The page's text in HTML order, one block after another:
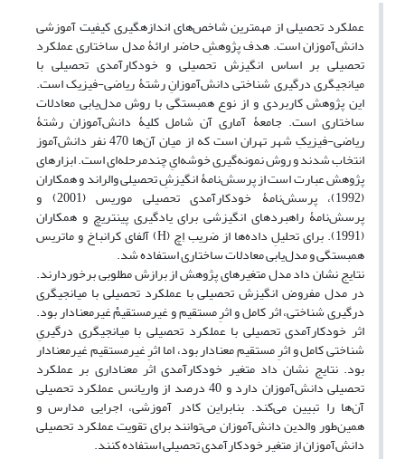
عملکرد تحصیلی از مهمترین شاخص‌های اندازهگیری کیفیت آموزشی
دانش‌آموزان است. هدف پژوهشِ حاضر ارائۀ مدل ساختاری عملکرد
تحصیلی بر اساس انگیزش تحصیلی و خودکارآمدی تحصیلی با
میانجیگری درگیری شناختی دانش‌آموزانِ رشتۀ ریاضی-فیزیک است.
این پژوهش کاربردی و از نوع همبستگی با روش مدل‌یابی معادلات
ساختاری است. جامعۀ آماری آن شامل کلیۀ دانش‌آموزان رشتۀ
ریاضی-فیزیکِ شهر تهران است که از میان آن‌ها 470 نفر دانش‌آموز
انتخاب شدند و روش نمونه‌گیری خوشه‌ایِ چندمرحله‌ای است. ابزارهای
پژوهش عبارت است از پرسش‌نامۀ انگیزشِ تحصیلی والراند و همکاران
(1992)، پرسش‌نامۀ خودکارآمدی تحصیلی موریس (2001) و
پرسش‌نامۀ راهبردهای انگیزشی برای یادگیری پینتریچ و همکاران
(1991). برای تحلیلِ داده‌ها از ضریب اِچ (H) آلفای کرانباخ و ماتریس
همبستگی و مدل‌یابی معادلات ساختاری استفاده شد.
نتایج نشان داد مدل متغیرهای پژوهش از برازش مطلوبی برخوردارند.
در مدل مفروض انگیزش تحصیلی با عملکرد تحصیلی با میانجیگری
درگیری شناختی، اثر کامل و اثرِ مستقیم و غیرمستقیمْ غیرمعنادار بود.
اثر خودکارآمدی تحصیلی با عملکرد تحصیلی با میانجیگری درگیریِ
شناختی کامل و اثرِ مستقیم معنادار بود، اما اثرِ غیرمستقیم غیرمعنادار
بود. نتایج نشان داد متغیر خودکارآمدی اثر معناداری بر عملکرد
تحصیلی دانش‌آموزان دارد و 40 درصد از واریانس عملکرد تحصیلی
آن‌ها را تبیین می‌کند. بنابراین کادر آموزشی، اجرایی مدارس و
همین‌طور والدین دانش‌آموزان می‌توانند برای تقویت عملکرد تحصیلی
دانش‌آموزان از متغیر خودکارآمدی تحصیلی استفاده کنند.